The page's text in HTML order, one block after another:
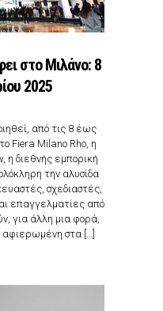
στο Μιλάνο: 8
2025
από τις 8 έως
Fiera Milano Rho, η
η διεθνής εμπορική
την αλυσίδα
σχεδιαστές,
επαγγελματίες από
για άλλη μια φορά,
αφιερωμένη στα […]